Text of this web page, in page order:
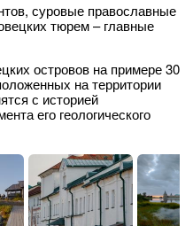
суровые православные
тюрем – главные
островов на примере 30
на территории
с историей
его геологического